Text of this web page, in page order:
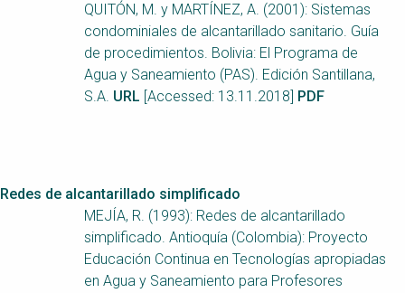
QUITÓN, M. y MARTÍNEZ, A. (2001): Sistemas
condominiales de alcantarillado sanitario. Guía
de procedimientos. Bolivia: El Programa de
Agua y Saneamiento (PAS). Edición Santillana,
S.A. URL [Accessed: 13.11.2018] PDF
Redes de alcantarillado simplificado
MEJÍA, R. (1993): Redes de alcantarillado
simplificado. Antioquía (Colombia): Proyecto
Educación Continua en Tecnologías apropiadas
en Agua y Saneamiento para Profesores